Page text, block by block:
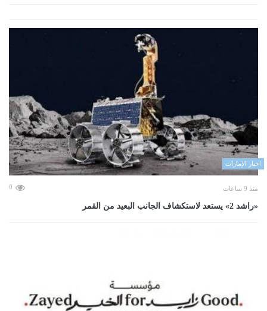
اخبار الإمارات
منذ 9 ساعات 0
«راشد 2» يستعد لاستكشاف الجانب البعيد من القمر